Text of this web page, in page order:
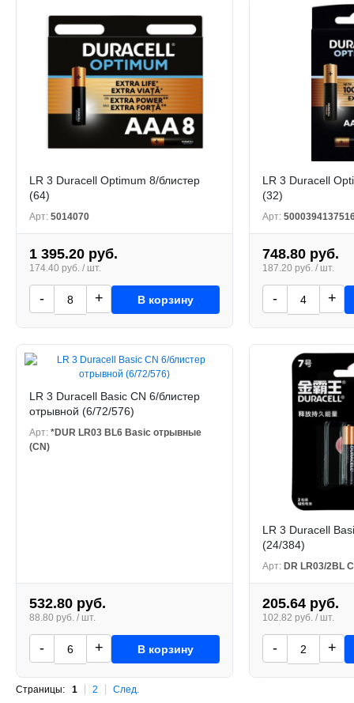
LR 3 Duracell Optimum 8/блистер
(64)
Арт: 5014070
1 395.20 руб.
174.40 руб. / шт.
- + В корзину
LR 3 Duracell
(32)
Арт:
748.80 руб.
187.20 руб. / шт.
- +
LR 3 Duracell Basic CN 6/блистер
отрывной (6/72/576)
Арт: *DUR LR03 BL6 Basic отрывные
(CN)
532.80 руб.
88.80 руб. / шт.
- + В корзину
LR 3 Duracell
(24/384)
Арт: DR LR03/2BL
205.64 руб.
102.82 руб. / шт.
- +
Страницы: 1 2 След.